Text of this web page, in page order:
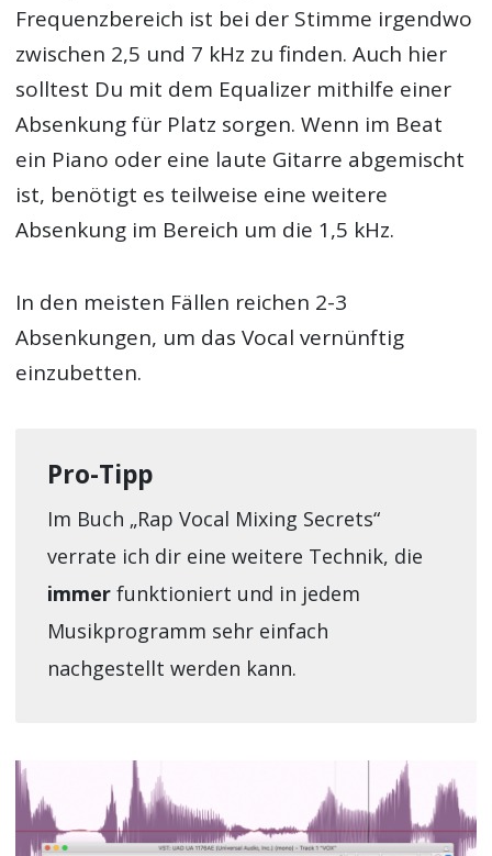
Frequenzbereich ist bei der Stimme irgendwo
zwischen 2,5 und 7 kHz zu finden. Auch hier
solltest Du mit dem Equalizer mithilfe einer
Absenkung für Platz sorgen. Wenn im Beat
ein Piano oder eine laute Gitarre abgemischt
ist, benötigt es teilweise eine weitere
Absenkung im Bereich um die 1,5 kHz.
In den meisten Fällen reichen 2-3
Absenkungen, um das Vocal vernünftig
einzubetten.
Pro-Tipp
Im Buch „Rap Vocal Mixing Secrets“
verrate ich dir eine weitere Technik, die
immerfunktioniert und in jedem
Musikprogramm sehr einfach
nachgestellt werden kann.